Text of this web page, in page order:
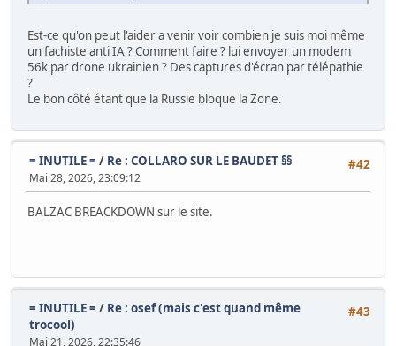
Est-ce qu'on peut l'aider a venir voir combien je suis moi même
un fachiste anti IA ? Comment faire ? lui envoyer un modem
56k par drone ukrainien ? Des captures d'écran par télépathie
?
Le bon côté étant que la Russie bloque la Zone.
#42
= INUTILE = / Re : COLLARO SUR LE BAUDET §§
Mai 28, 2026, 23:09:12
BALZAC BREACKDOWN sur le site.
#43
= INUTILE = / Re : osef (mais c'est quand même
trocool)
Mai 21, 2026, 22:35:46